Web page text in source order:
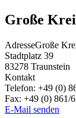
Große
AdresseGroße
Stadtplatz 39
83278 Traunstein
Kontakt
Telefon: +49 (0)
Fax: +49 (0) 861/
E-Mail senden